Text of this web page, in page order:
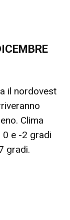
il nordovest
Clima
e -2 gradi
gradi.